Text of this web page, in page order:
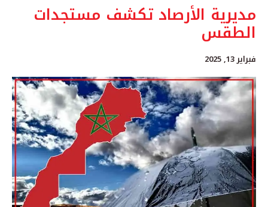
مديرية الأرصاد تكشف مستجدات
الطقس
فبراير 13, 2025